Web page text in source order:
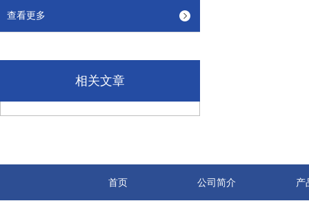
查看更多
相关文章
首页 公司简介 产